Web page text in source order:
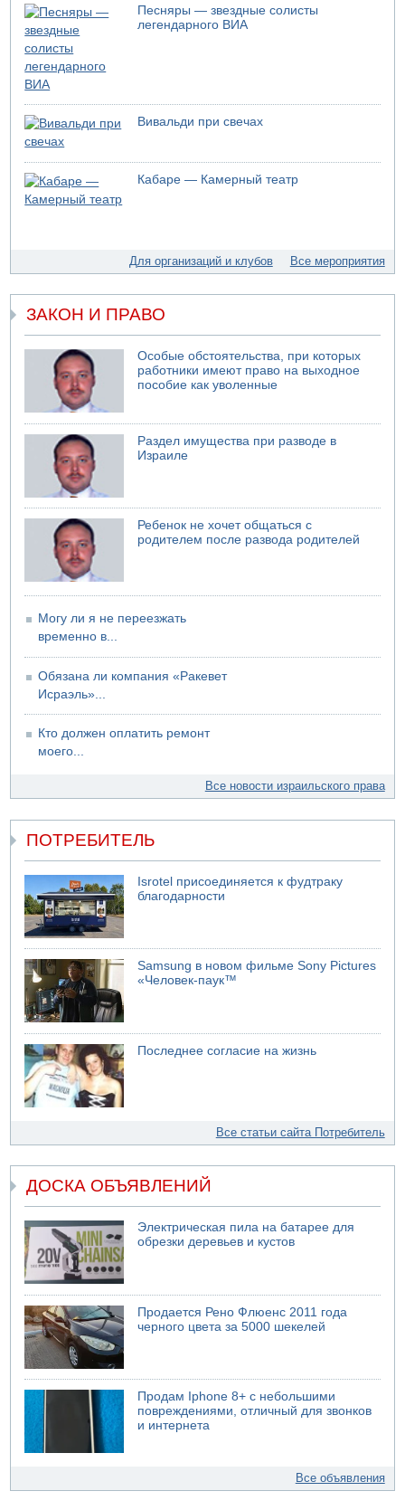
Подозреваемый в домогательствах в хостеле - Гильбоа
Дахан
07.08.2026 17:55
Обнародовано имя полицейского, подозреваемого в
коррупционных отношениях с Йоавом Элиаси
БАГАЦ отказался заморозить лишение налоговых льгот
для уклонистов-харедим
В Иерусалиме водитель врезался в забор и серьезно
пострадал
07.08.2026 13:39
Моджтаба Хаменеи в плохом состоянии
Песняры — звездные солисты
легендарного ВИА
Вивальди при свечах
Кабаре — Камерный театр
Для организаций и клубов Все мероприятия
ЗАКОН И ПРАВО
Особые обстоятельства, при которых
работники имеют право на выходное
пособие как уволенные
Раздел имущества при разводе в
Израиле
Ребенок не хочет общаться с
родителем после развода родителей
Могу ли я не переезжать
временно в...
Обязана ли компания «Ракевет
Исраэль»...
Кто должен оплатить ремонт
моего...
Все новости израильского права
ПОТРЕБИТЕЛЬ
Isrotel присоединяется к фудтраку
благодарности
Samsung в новом фильме Sony Pictures
«Человек-паук™
Последнее согласие на жизнь
Все статьи сайта Потребитель
ДОСКА ОБЪЯВЛЕНИЙ
Электрическая пила на батарее для
обрезки деревьев и кустов
Продается Рено Флюенс 2011 года
черного цвета за 5000 шекелей
Продам Iphone 8+ с небольшими
повреждениями, отличный для звонков
и интернета
Все объявления